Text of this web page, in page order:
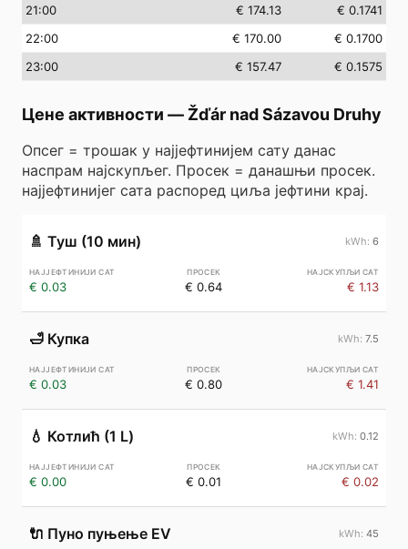
21:00 € 174.13
€ 0.1741
22:00 € 170.00
€ 0.1700
23:00 € 157.47 € 0.1575
Цене активности — Žďár nad Sázavou Druhy
Опсег = трошак у најјефтинијем сату данас
наспрам најскупљег. Просек = данашњи просек.
најјефтинијег сата распоред циља јефтини крај.
🚿 Туш (10 мин) 6
€ 0.03 € 0.64 € 1.13
🛁 Купка 7.5
€ 0.03 € 0.80 € 1.41
💧 Котлић (1 L) 0.12
€ 0.00 € 0.01 € 0.02
🔌 Пуно пуњење EV 45